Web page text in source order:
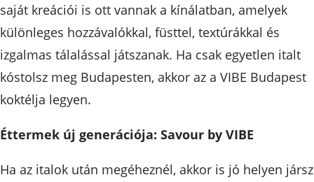
saját kreációi is ott vannak a kínálatban, amelyek
különleges hozzávalókkal, füsttel, textúrákkal és
izgalmas tálalással játszanak. Ha csak egyetlen italt
kóstolsz meg Budapesten, akkor az a VIBE Budapest
koktélja legyen.
Éttermek új generációja: Savour by VIBE
Ha az italok után megéheznél, akkor is jó helyen